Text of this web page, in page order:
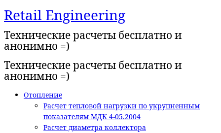
Перейти
к
содержимому
Retail Engineering
Технические расчеты бесплатно и
анонимно =)
Технические расчеты бесплатно и
анонимно =)
Отопление
Расчет тепловой нагрузки по укрупненным
показателям МДК 4-05.2004
Расчет диаметра коллектора